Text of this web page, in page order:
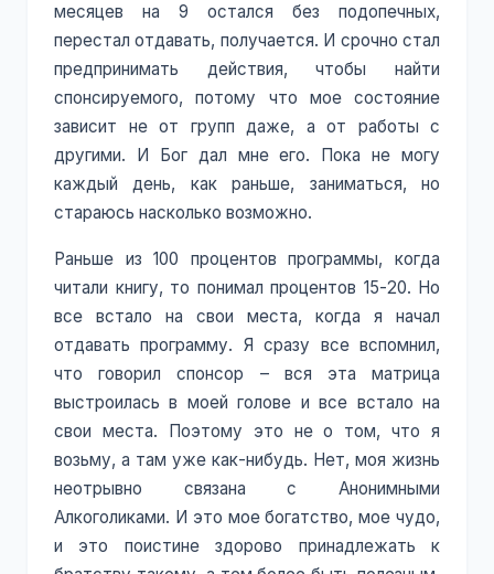
месяцев на 9 остался без подопечных,
перестал отдавать, получается. И срочно стал
предпринимать действия, чтобы найти
спонсируемого, потому что мое состояние
зависит не от групп даже, а от работы с
другими. И Бог дал мне его. Пока не могу
каждый день, как раньше, заниматься, но
стараюсь насколько возможно.
Раньше из 100 процентов программы, когда
читали книгу, то понимал процентов 15-20. Но
все встало на свои места, когда я начал
отдавать программу. Я сразу все вспомнил,
что говорил спонсор – вся эта матрица
выстроилась в моей голове и все встало на
свои места. Поэтому это не о том, что я
возьму, а там уже как-нибудь. Нет, моя жизнь
неотрывно связана с Анонимными
Алкоголиками. И это мое богатство, мое чудо,
и это поистине здорово принадлежать к